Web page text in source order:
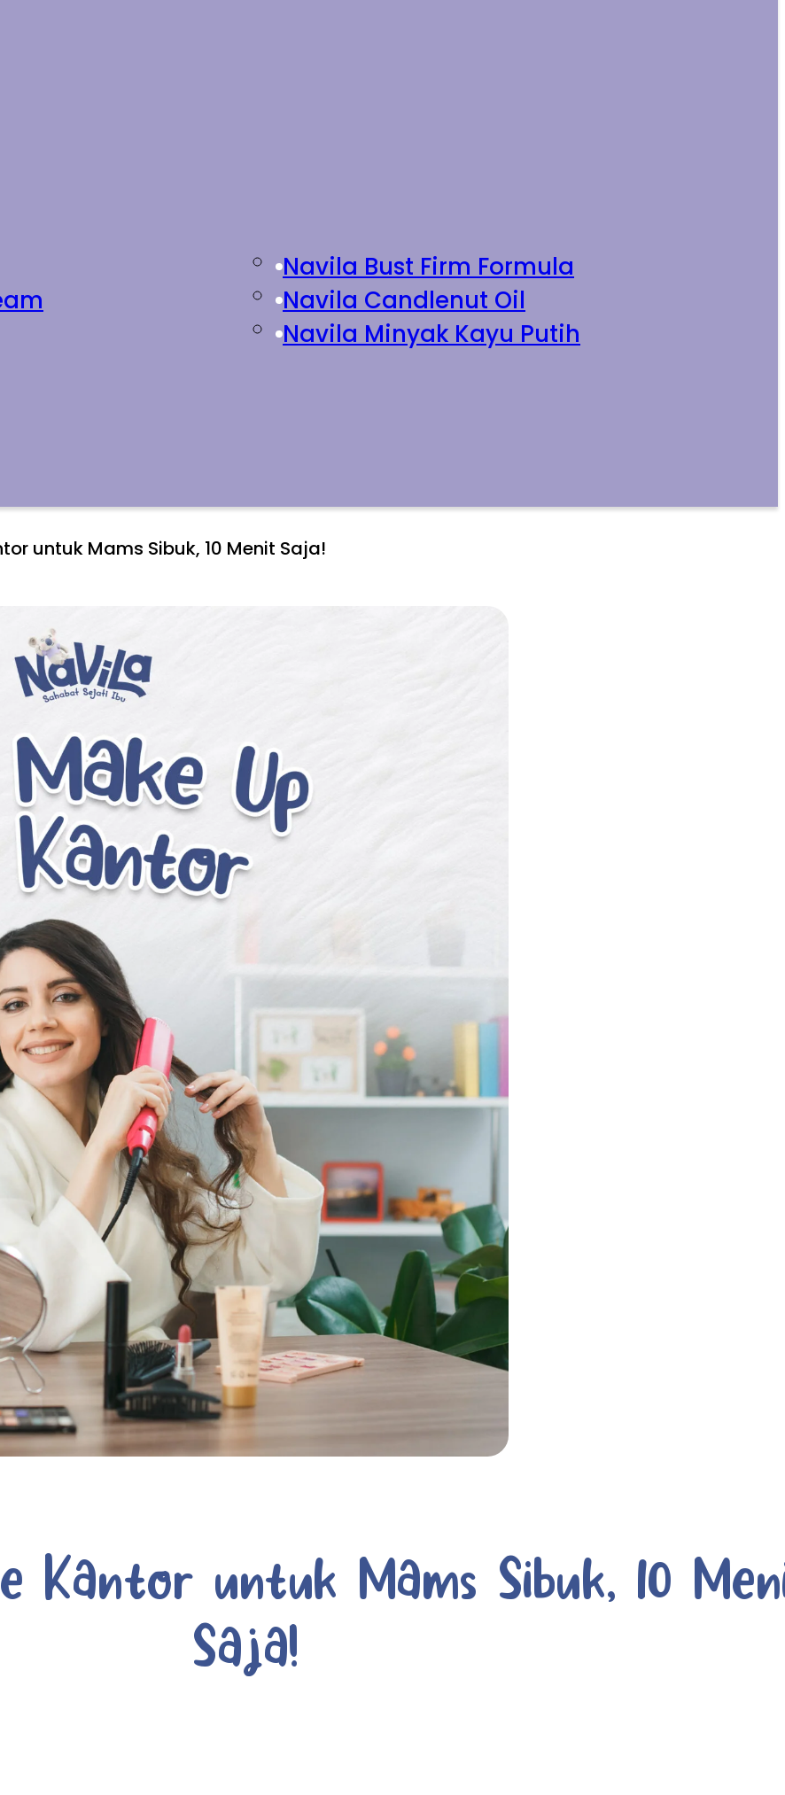
Navila Bust Firm Formula
Navila Candlenut Oil
Navila Minyak Kayu Putih
untuk Mams Sibuk, 10 Menit Saja!
Kantor untuk Mams Sibuk, 10
Saja!